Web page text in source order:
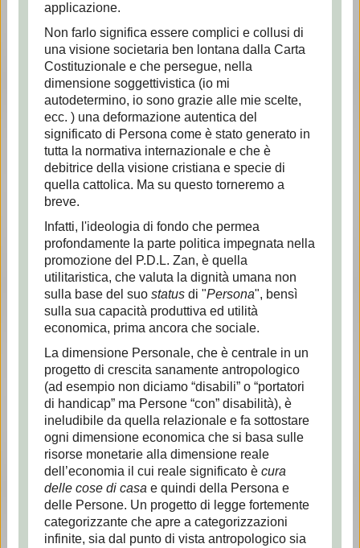
applicazione.
Non farlo significa essere complici e collusi di
una visione societaria ben lontana dalla Carta
Costituzionale e che persegue, nella
dimensione soggettivistica (io mi
autodetermino, io sono grazie alle mie scelte,
ecc. ) una deformazione autentica del
significato di Persona come è stato generato in
tutta la normativa internazionale e che è
debitrice della visione cristiana e specie di
quella cattolica. Ma su questo torneremo a
breve.
Infatti, l'ideologia di fondo che permea
profondamente la parte politica impegnata nella
promozione del P.D.L. Zan, è quella
utilitaristica, che valuta la dignità umana non
sulla base del suo statusdi "Persona", bensì
sulla sua capacità produttiva ed utilità
economica, prima ancora che sociale.
La dimensione Personale, che è centrale in un
progetto di crescita sanamente antropologico
(ad esempio non diciamo “disabili” o “portatori
di handicap” ma Persone “con” disabilità), è
ineludibile da quella relazionale e fa sottostare
ogni dimensione economica che si basa sulle
risorse monetarie alla dimensione reale
dell’economia il cui reale significato è cura
delle cose di casa e quindi della Persona e
delle Persone. Un progetto di legge fortemente
categorizzante che apre a categorizzazioni
infinite, sia dal punto di vista antropologico sia